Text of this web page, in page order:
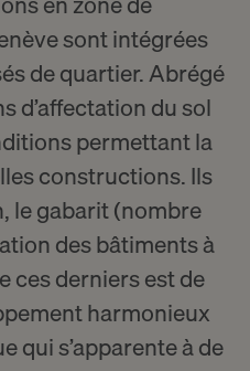
sont intégrées
de quartier. Abrégé
d’affectation du sol
permettant la
constructions. Ils
le gabarit (nombre
des bâtiments à
ces derniers est de
harmonieux
qui s’apparente à de